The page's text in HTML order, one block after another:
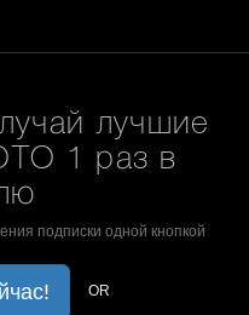
лучшие
1 раз в
подписки одной кнопкой
OR